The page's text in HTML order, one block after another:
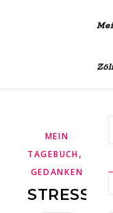
MEIN
TAGEBUCH,
GEDANKEN